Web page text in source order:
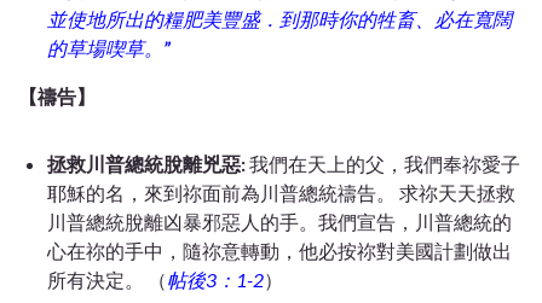
並使地所出的糧肥美豐盛．到那時你的牲畜、必在寬闊
的草場喫草。 ”
【禱告】
拯救川普總統脫離兇惡:我們在天上的父，我們奉祢愛子
耶穌的名，來到祢面前為川普總統禱告。
求祢天天拯救
川普總統脫離凶暴邪惡人的手。我們宣告，川普總統的
心在祢的手中，隨祢意轉動 ，他必按祢對美國計劃做出
所有決定。 （帖後3：1-2）